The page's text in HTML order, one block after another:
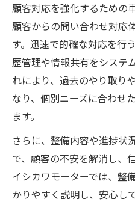
顧客対応を強化するための
顧客からの問い合わせ対応
す。迅速で的確な対応を行
歴管理や情報共有をシステ
れにより、過去のやり取り
なり、個別ニーズに合わせ
ます。
さらに、整備内容や進捗状
で、顧客の不安を解消し、
イシカワモーターでは、整
かりやすく説明し、安心し